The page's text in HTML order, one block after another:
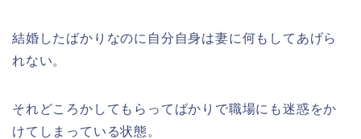
結婚したばかりなのに自分自身は妻に何もしてあげら
れない。
それどころかしてもらってばかりで職場にも迷惑をか
けてしまっている状態。